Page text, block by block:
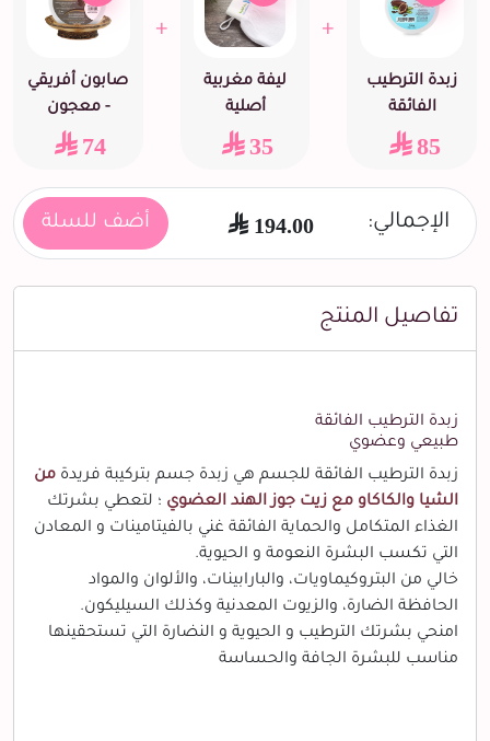
زبدة الترطيب
الفائقة
85
+
ليفة مغربية
أصلية
35
+
صابون أفريقي
- معجون
74
الإجمالي: 194.00 أضف للسلة
تفاصيل المنتج
زبدة الترطيب الفائقة
طبيعي وعضوي
زبدة الترطيب الفائقة للجسم هي زبدة جسم بتركيبة فريدة من
الشيا والكاكاو مع زيت جوز الهند العضوي ؛ لتعطي بشرتك
الغذاء المتكامل والحماية الفائقة غني بالفيتامينات و المعادن
التي تكسب البشرة النعومة و الحيوية.
خالي من البتروكيماويات، والبارابينات، والألوان والمواد
الحافظة الضارة، والزيوت المعدنية وكذلك السيليكون.
امنحي بشرتك الترطيب و الحيوية و النضارة التي تستحقينها
مناسب للبشرة الجافة والحساسة